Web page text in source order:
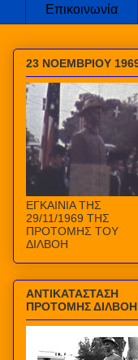
Επικοινωνία
23 ΝΟΕΜΒΡΙΟΥ
ΕΓΚΑΙΝΙΑ ΤΗΣ
29/11/1969 ΤΗΣ
ΠΡΟΤΟΜΗΣ ΤΟΥ
ΔΙΛΒΟΗ
ΑΝΤΙΚΑΤΑΣΤΑΣΗ
ΠΡΟΤΟΜΗΣ ΔΙΛΒΟΗ